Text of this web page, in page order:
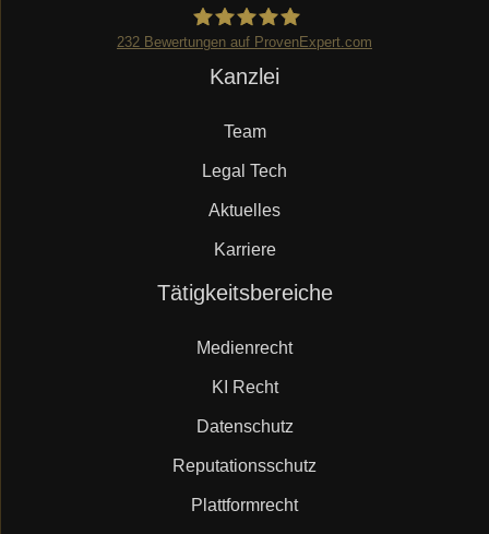
Mueller.legal
232 Bewertungen auf ProvenExpert.com
Kanzlei
Team
Legal Tech
Aktuelles
Karriere
Tätigkeitsbereiche
Medienrecht
KI Recht
Datenschutz
Reputationsschutz
Plattformrecht